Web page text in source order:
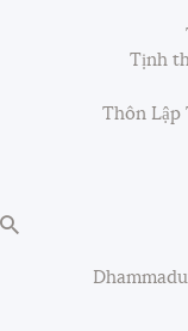
Tịnh
Thôn Lập